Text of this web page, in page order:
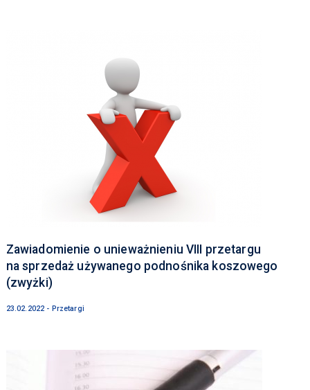
Zawiadomienie o unieważnieniu VIII przetargu
na sprzedaż używanego podnośnika koszowego
(zwyżki)
23.02.2022 - Przetargi